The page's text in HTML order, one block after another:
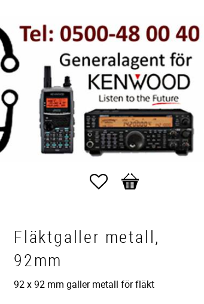
Favoriter
Kundvagn
Fläktgaller metall,
92mm
92 x 92 mm galler metall för fläkt